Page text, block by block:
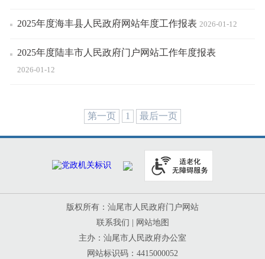
2025年度海丰县人民政府网站年度工作报表 2026-01-12
2025年度陆丰市人民政府门户网站工作年度报表
2026-01-12
第一页 1 最后一页
版权所有：汕尾市人民政府门户网站
联系我们 | 网站地图
主办：汕尾市人民政府办公室
网站标识码：4415000052